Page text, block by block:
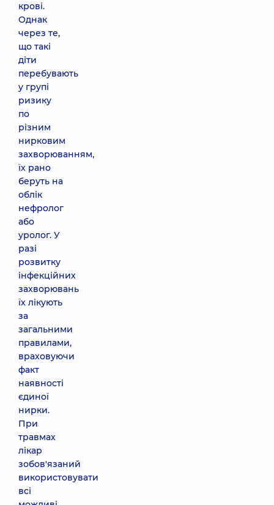
крові.
Однак
через те,
що такі
діти
перебувають
у групі
ризику
по
різним
нирковим
захворюванням,
їх рано
беруть на
облік
нефролог
або
уролог. У
разі
розвитку
інфекційних
захворювань
їх лікують
за
загальними
правилами,
враховуючи
факт
наявності
єдиної
нирки.
При
травмах
лікар
зобов'язаний
використовувати
всі